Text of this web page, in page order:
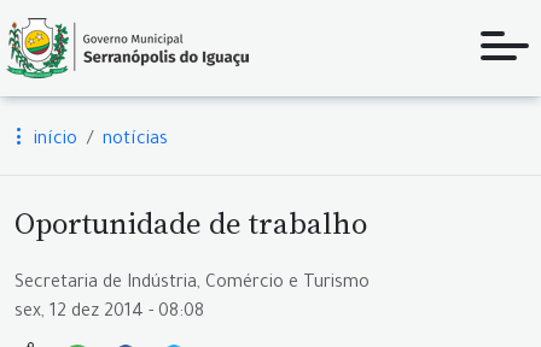
início notícias
Oportunidade de trabalho
Secretaria de Indústria, Comércio e Turismo
sex, 12 dez 2014 - 08:08